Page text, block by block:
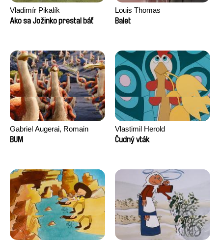
Vladimír Pikalík
Ako sa Jožinko prestal báť
Louis Thomas
Balet
Gabriel Augerai, Romain
Augier, Laurie Pereira De
BUM
Vlastimil Herold
Čudný vták